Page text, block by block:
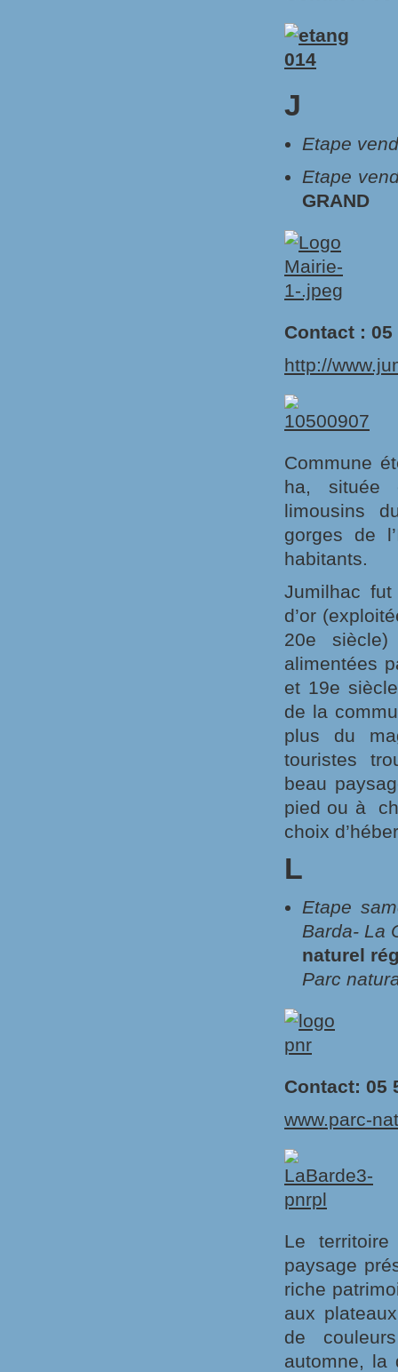
J
Etape
Etape
GRAND
Contact : 05
http://
Commune
ha, située
limousins
gorges de
habitants.
Jumilhac
d’or
20e
alimentées
et 19e
de la
plus du
touristes
beau
pied ou à
choix
L
Etape
Barda- La
naturel
Parc
Contact: 05
www.parc-
Le
paysage
riche
aux
de
automne, la